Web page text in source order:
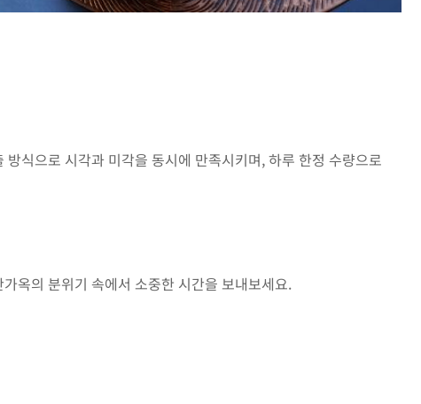
식으로 시각과 미각을 동시에 만족시키며, 하루 한정 수량으로
옥의 분위기 속에서 소중한 시간을 보내보세요.